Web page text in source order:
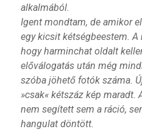
alkalmából.
Igent mondtam, de amikor
egy kicsit kétségbeestem.
hogy harminchat oldalt
előválogatás után még
szóba jöhető fotók száma.
»csak« kétszáz kép
nem segített sem a ráció,
hangulat döntött.